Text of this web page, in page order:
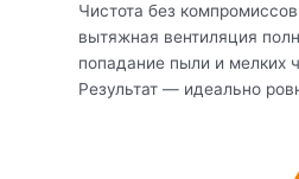
Чистота без
вытяжная вентиляция
попадание пыли и мелких
Результат — идеально